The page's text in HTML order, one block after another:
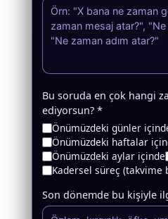
Bu soruda en çok hangi
ediyorsun? *
Önümüzdeki günler
Önümüzdeki haftalar
Önümüzdeki aylar içinde
Kadersel süreç (takvime
Son dönemde bu kişiyle